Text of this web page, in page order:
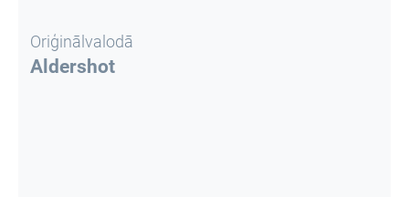
Oriģinālvalodā
Aldershot